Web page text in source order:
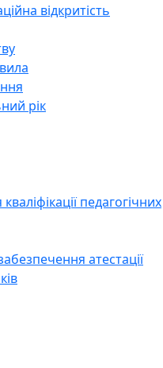
відкритість
рік
педагогічних
атестації